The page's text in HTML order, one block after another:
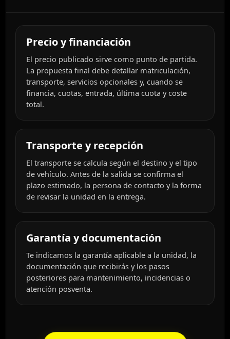
Precio y financiación
El precio publicado sirve como punto de partida.
La propuesta final debe detallar matriculación,
transporte, servicios opcionales y, cuando se
financia, cuotas, entrada, última cuota y coste
total.
Transporte y recepción
El transporte se calcula según el destino y el tipo
de vehículo. Antes de la salida se confirma el
plazo estimado, la persona de contacto y la forma
de revisar la unidad en la entrega.
Garantía y documentación
Te indicamos la garantía aplicable a la unidad, la
documentación que recibirás y los pasos
posteriores para mantenimiento, incidencias o
atención posventa.